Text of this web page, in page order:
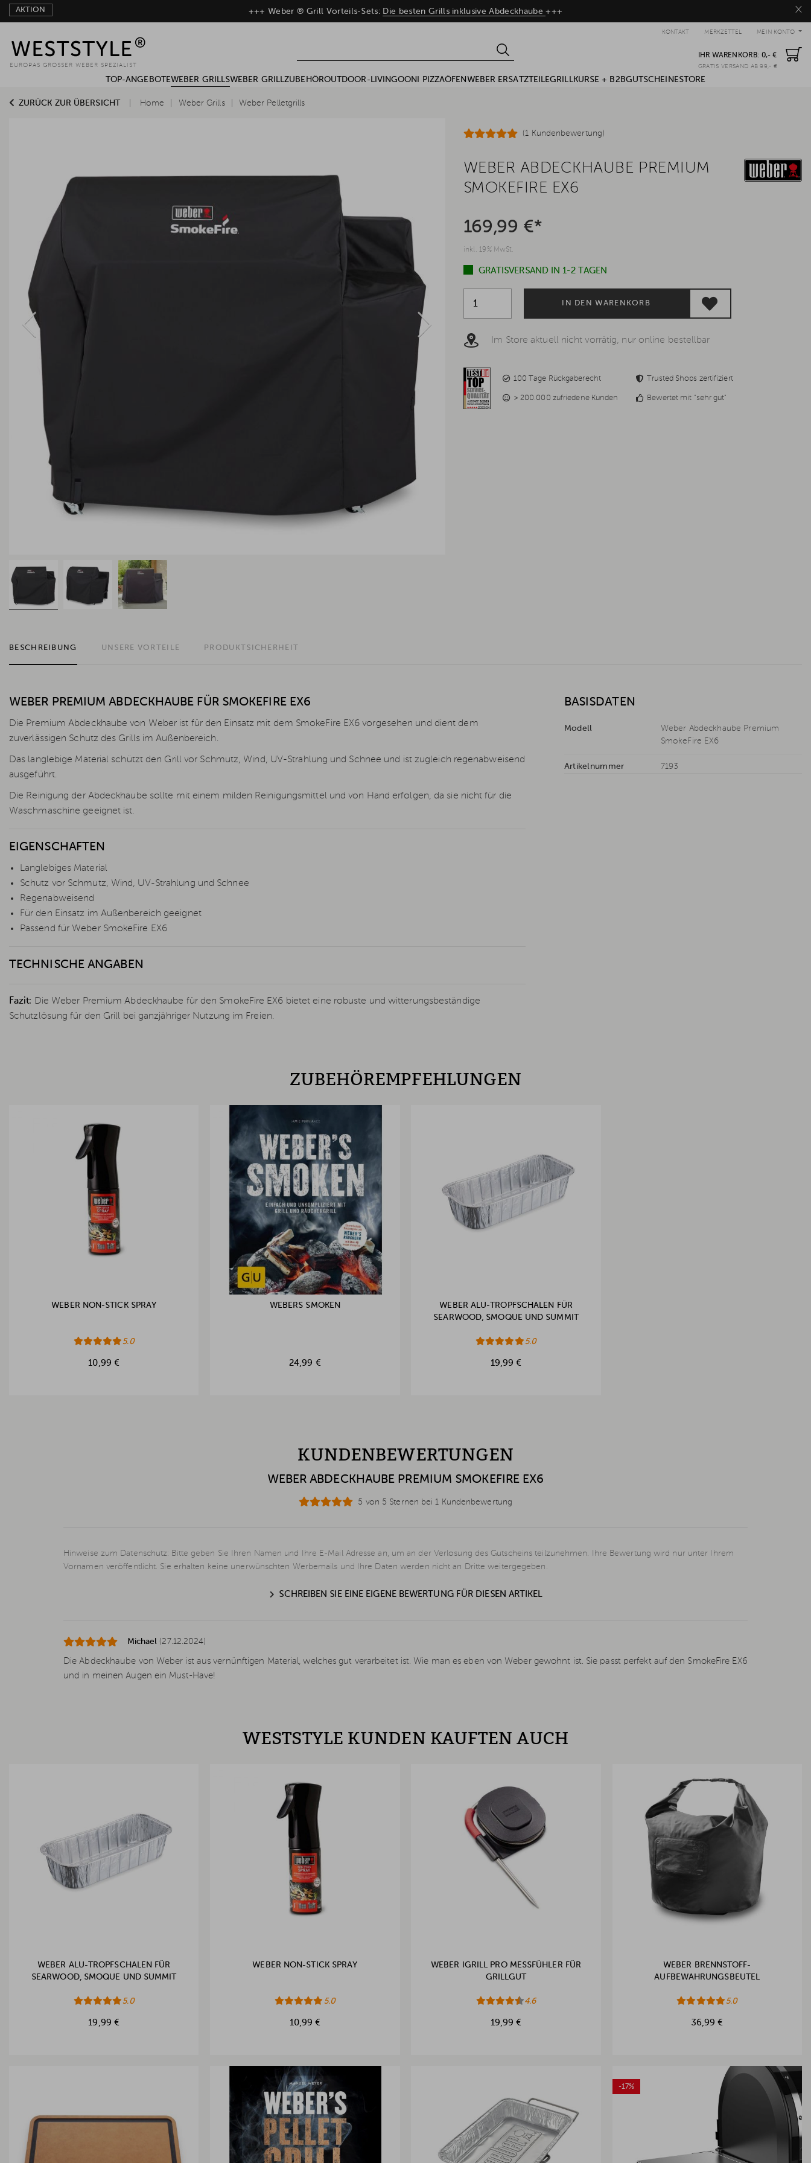
AKTION ×
+++ Weber ® Grill Vorteils-Sets: Die besten Grills inklusive Abdeckhaube+++
MEIN KONTO
MERKZETTEL
KONTAKT
IHR WARENKORB: 0,- €
GRATIS VERSAND AB 99,- €
EUROPAS GROSSER WEBER SPEZIALIST
TOP-ANGEBOTEWEBER GRILLSWEBER GRILLZUBEHÖROUTDOOR-LIVINGOONI PIZZAÖFEN WEBER ERSATZTEILEGRILLKURSE + B2BGUTSCHEINESTORE
ZURÜCK ZUR ÜBERSICHT Home Weber Grills Weber Pelletgrills
(1 Kundenbewertung)
WEBER ABDECKHAUBE PREMIUM
SMOKEFIRE EX6
169,99 €*
inkl. 19% MwSt.
GRATISVERSAND IN 1-2 TAGEN
IN DEN WARENKORB
Im Store aktuell nicht vorrätig, nur online bestellbar
100 Tage Rückgaberecht Trusted Shops zertifiziert
> 200.000 zufriedene Kunden Bewertet mit "sehr gut"
BESCHREIBUNG UNSERE VORTEILE PRODUKTSICHERHEIT
WEBER PREMIUM ABDECKHAUBE FÜR SMOKEFIRE EX6
Die Premium Abdeckhaube von Weber ist für den Einsatz mit dem SmokeFire EX6 vorgesehen und dient dem
zuverlässigen Schutz des Grills im Außenbereich.
Das langlebige Material schützt den Grill vor Schmutz, Wind, UV-Strahlung und Schnee und ist zugleich regenabweisend
ausgeführt.
Die Reinigung der Abdeckhaube sollte mit einem milden Reinigungsmittel und von Hand erfolgen, da sie nicht für die
Waschmaschine geeignet ist.
EIGENSCHAFTEN
Langlebiges Material
Schutz vor Schmutz, Wind, UV-Strahlung und Schnee
Regenabweisend
Für den Einsatz im Außenbereich geeignet
Passend für Weber SmokeFire EX6
TECHNISCHE ANGABEN
Fazit: Die Weber Premium Abdeckhaube für den SmokeFire EX6 bietet eine robuste und witterungsbeständige
Schutzlösung für den Grill bei ganzjähriger Nutzung im Freien.
BASISDATEN
Modell
Weber Abdeckhaube Premium
SmokeFire EX6
Artikelnummer 7193
ZUBEHÖREMPFEHLUNGEN
WEBER NON-STICK SPRAY
5.0
10,99 €
WEBERS SMOKEN
24,99 €
WEBER ALU-TROPFSCHALEN FÜR
SEARWOOD, SMOQUE UND SUMMIT
5.0
19,99 €
KUNDENBEWERTUNGEN
WEBER ABDECKHAUBE PREMIUM SMOKEFIRE EX6
5 von 5 Sternen bei 1 Kundenbewertung
Hinweise zum Datenschutz: Bitte geben Sie Ihren Namen und Ihre E-Mail Adresse an, um an der Verlosung des Gutscheins teilzunehmen. Ihre Bewertung wird nur unter Ihrem
Vornamen veröffentlicht. Sie erhalten keine unerwünschten Werbemails und Ihre Daten werden nicht an Dritte weitergegeben.
SCHREIBEN SIE EINE EIGENE BEWERTUNG FÜR DIESEN ARTIKEL
Michael (27.12.2024)
Die Abdeckhaube von Weber ist aus vernünftigen Material, welches gut verarbeitet ist. Wie man es eben von Weber gewohnt ist. Sie passt perfekt auf den SmokeFire EX6
und in meinen Augen ein Must-Have!
WESTSTYLE KUNDEN KAUFTEN AUCH
WEBER ALU-TROPFSCHALEN FÜR
SEARWOOD, SMOQUE UND SUMMIT
5.0
19,99 €
WEBER NON-STICK SPRAY
5.0
10,99 €
WEBER IGRILL PRO MESSFÜHLER FÜR
GRILLGUT
4.6
19,99 €
WEBER BRENNSTOFF-
AUFBEWAHRUNGSBEUTEL
5.0
36,99 €
-17%